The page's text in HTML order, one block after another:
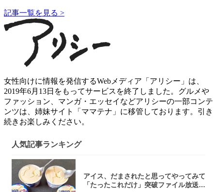
記事一覧を見る >
女性向けに情報を発信するWebメディア「アリシー」は、
2019年6月13日をもってサービスを終了しました。グルメや
ファッション、マンガ・エッセイなどアリシーの一部コンテ
ンツは、姉妹サイト「ママテナ」に移管しております。引き
続きお楽しみください。
人気記事ランキング
アイス、だまされたと思ってやってみて
「たったこれだけ」突破ファイル放送で